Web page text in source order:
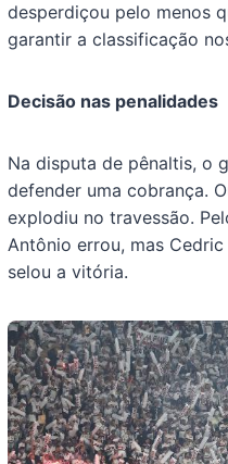
desperdiçou pelo menos
garantir a classificação
Decisão nas penalidades
Na disputa de pênaltis, o
defender uma cobrança.
explodiu no travessão.
Antônio errou, mas
selou a vitória.